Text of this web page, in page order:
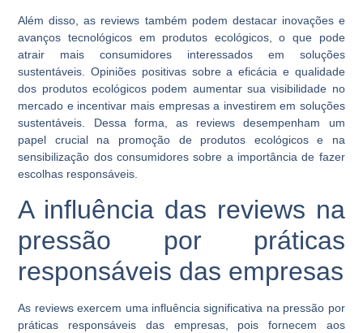
Além disso, as reviews também podem destacar inovações e
avanços tecnológicos em produtos ecológicos, o que pode
atrair mais consumidores interessados em soluções
sustentáveis. Opiniões positivas sobre a eficácia e qualidade
dos produtos ecológicos podem aumentar sua visibilidade no
mercado e incentivar mais empresas a investirem em soluções
sustentáveis. Dessa forma, as reviews desempenham um
papel crucial na promoção de produtos ecológicos e na
sensibilização dos consumidores sobre a importância de fazer
escolhas responsáveis.
A influência das reviews na
pressão por práticas
responsáveis das empresas
As reviews exercem uma influência significativa na pressão por
práticas responsáveis das empresas, pois fornecem aos